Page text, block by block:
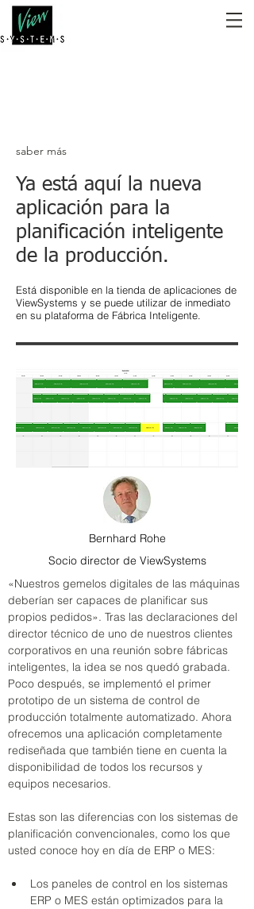
saber más
Ya está aquí la nueva
aplicación para la
planificación inteligente
de la producción.
Está disponible en la tienda de aplicaciones de
ViewSystems y se puede utilizar de inmediato
en su plataforma de Fábrica Inteligente.
Bernhard Rohe
Socio director de ViewSystems
«Nuestros gemelos digitales de las máquinas
deberían ser capaces de planificar sus
propios pedidos». Tras las declaraciones del
director técnico de uno de nuestros clientes
corporativos en una reunión sobre fábricas
inteligentes, la idea se nos quedó grabada.
Poco después, se implementó el primer
prototipo de un sistema de control de
producción totalmente automatizado. Ahora
ofrecemos una aplicación completamente
rediseñada que también tiene en cuenta la
disponibilidad de todos los recursos y
equipos necesarios.
Estas son las diferencias con los sistemas de
planificación convencionales, como los que
usted conoce hoy en día de ERP o MES:
Los paneles de control en los sistemas
ERP o MES están optimizados para la